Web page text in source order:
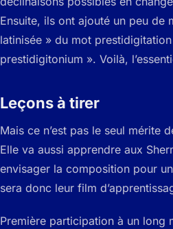
Ensuite, ils ont ajouté un peu de
latinisée » du mot
prestidigitonium ». Voilà,
Leçons à tirer
Mais ce n’est pas le seul mérite
Elle va aussi apprendre aux
envisager la composition pour
sera donc leur film
Première participation à un long